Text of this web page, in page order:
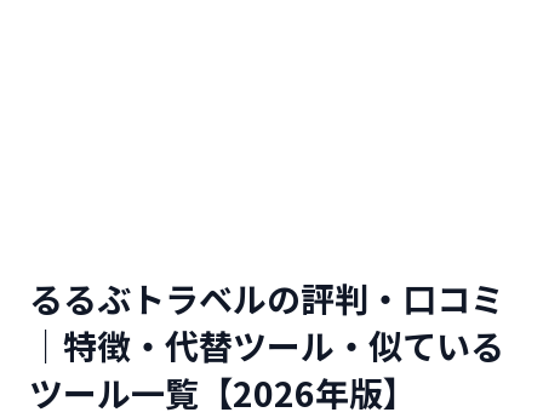
るるぶトラベルの評判・口コミ
｜特徴・代替ツール・似ている
ツール一覧【2026年版】